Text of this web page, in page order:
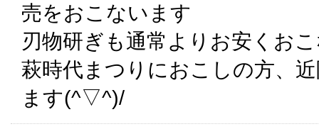
売をおこないます
刃物研ぎも通常よりお安くお
萩時代まつりにおこしの方、
ます(^▽^)/